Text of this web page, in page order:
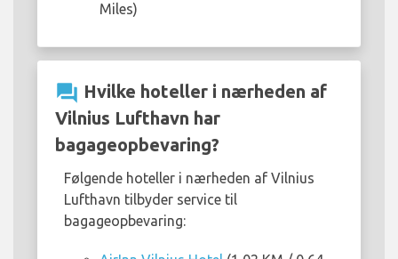
Miles)
question_answer Hvilke hoteller i nærheden af
Vilnius Lufthavn har
bagageopbevaring?
Følgende hoteller i nærheden af Vilnius
Lufthavn tilbyder service til
bagageopbevaring: